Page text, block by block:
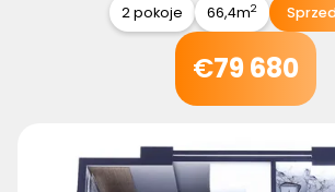
2 pokoje 66,4m2
€79 680